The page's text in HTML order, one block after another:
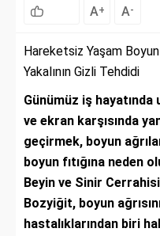
A+ A-
Hareketsiz Yaşam
Yakalının Gizli Tehdidi
Günümüz iş
ve ekran karşısında
geçirmek, boyun
boyun fıtığına neden
Beyin ve Sinir
Bozyiğit, boyun
hastalıklarından biri